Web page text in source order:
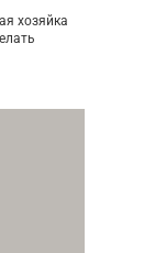
хозяйка